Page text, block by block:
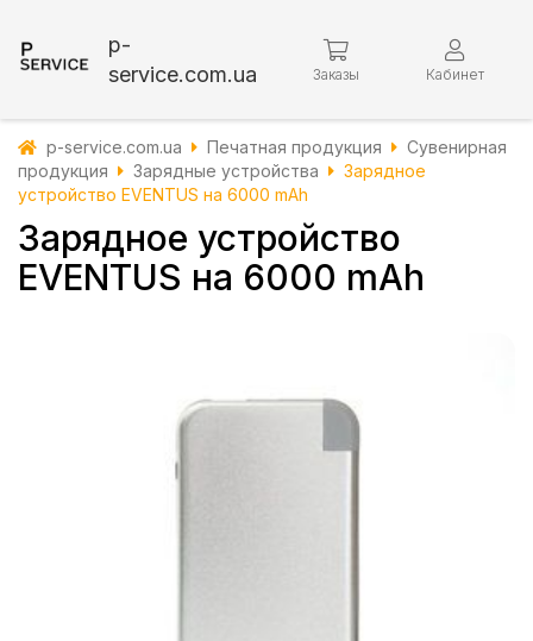
p-
service.com.ua
Заказы Кабинет
p-service.com.ua Печатная продукция
Сувенирная
продукция
Зарядные устройства
Зарядное
устройство EVENTUS на 6000 mAh
Зарядное устройство
EVENTUS на 6000 mAh